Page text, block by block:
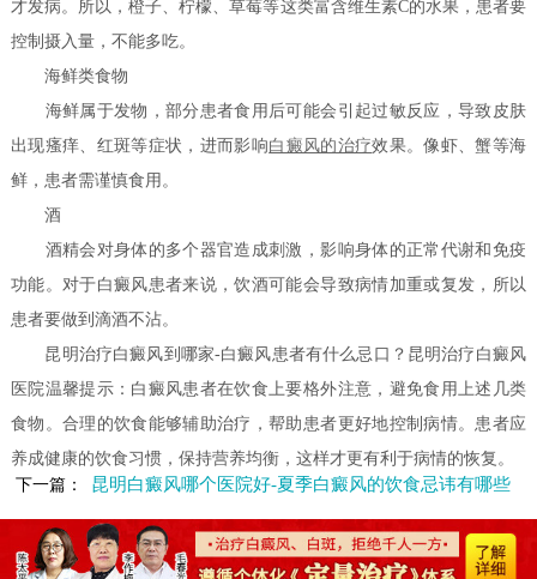
才发病。所以，橙子、柠檬、草莓等这类富含维生素C的水果，患者要
控制摄入量，不能多吃。
海鲜类食物
海鲜属于发物，部分患者食用后可能会引起过敏反应，导致皮肤
出现瘙痒、红斑等症状，进而影响白癜风的治疗效果。像虾、蟹等海
鲜，患者需谨慎食用。
酒
酒精会对身体的多个器官造成刺激，影响身体的正常代谢和免疫
功能。对于白癜风患者来说，饮酒可能会导致病情加重或复发，所以
患者要做到滴酒不沾。
昆明治疗白癜风到哪家-白癜风患者有什么忌口？昆明治疗白癜风
医院温馨提示：白癜风患者在饮食上要格外注意，避免食用上述几类
食物。合理的饮食能够辅助治疗，帮助患者更好地控制病情。患者应
养成健康的饮食习惯，保持营养均衡，这样才更有利于病情的恢复。
下一篇：
昆明白癜风哪个医院好-夏季白癜风的饮食忌讳有哪些